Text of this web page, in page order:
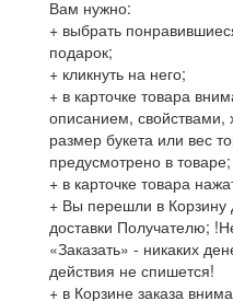
Вам нужно:
+ выбрать
подарок;
+ кликнуть на него;
+ в карточке товара
описанием, свойствами,
размер букета или вес
предусмотрено в товаре;
+ в карточке товара
+ Вы перешли в
доставки Получателю;
«Заказать» - никаких
действия не спишется!
+ в Корзине заказа